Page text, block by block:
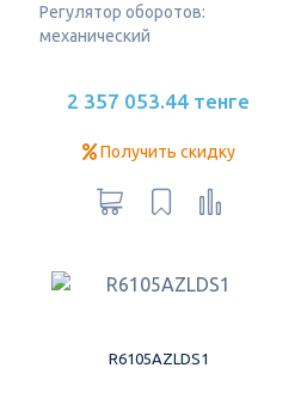
Регулятор оборотов:
механический
2 357 053.44 тенге
Получить скидку
R6105AZLDS1